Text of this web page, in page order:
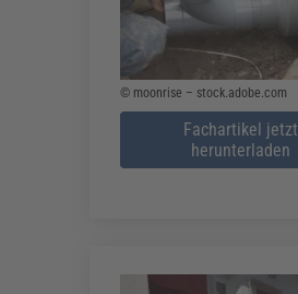
© moonrise – stock.adobe.com
Fachartikel jetzt
herunterladen